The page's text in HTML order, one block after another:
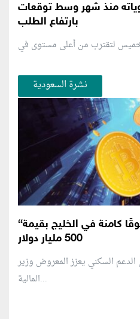
منذ شهر وسط توقعات
بارتفاع الطلب
نشرة السعودية
“ترميز الأصول” يطلق سوقًا كامنة في الخليج بقيمة
500 مليار دولار
السكني يعزز المعروض وزير
المالية...